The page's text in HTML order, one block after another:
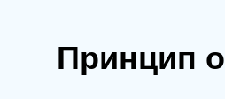
Принцип